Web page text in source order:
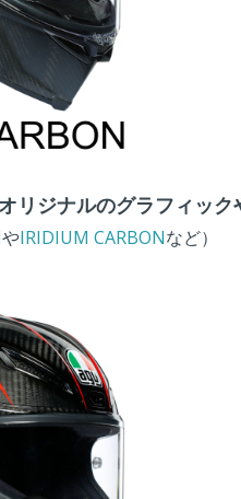
リジナルのグラフィッ
やIRIDIUM CARBONなど）